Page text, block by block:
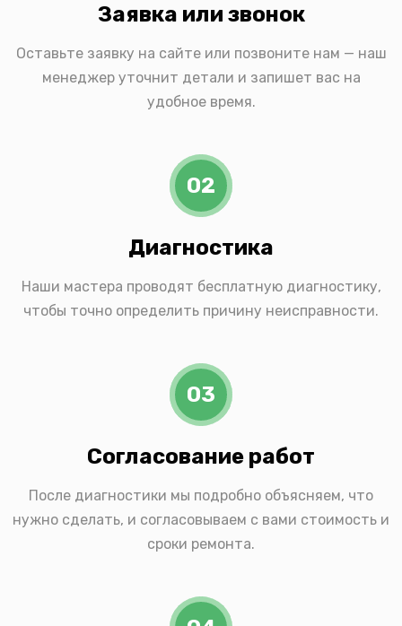
Заявка или звонок
Оставьте заявку на сайте или позвоните нам — наш
менеджер уточнит детали и запишет вас на
удобное время.
02
Диагностика
Наши мастера проводят бесплатную диагностику,
чтобы точно определить причину неисправности.
03
Согласование работ
После диагностики мы подробно объясняем, что
нужно сделать, и согласовываем с вами стоимость и
сроки ремонта.